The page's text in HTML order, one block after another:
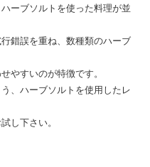
ーブソルトを使った料理が並
錯誤を重ね、数種類のハーブ
やすいのが特徴です。
、ハーブソルトを使用したレ
し下さい。